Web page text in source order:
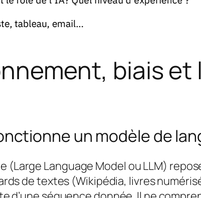
biais
un modèle de
(Large Language Model ou LLM)
de textes (Wikipédia, livres